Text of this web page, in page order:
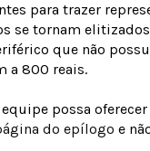
para trazer
se tornam
que não
a 800 reais.
possa
do epílogo e